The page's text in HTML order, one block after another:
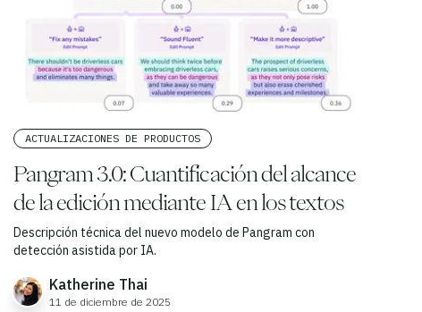
ACTUALIZACIONES DE PRODUCTOS
Pangram 3.0: Cuantificación del alcance
de la edición mediante IA en los textos
Descripción técnica del nuevo modelo de Pangram con
detección asistida por IA.
Katherine Thai
11 de diciembre de 2025